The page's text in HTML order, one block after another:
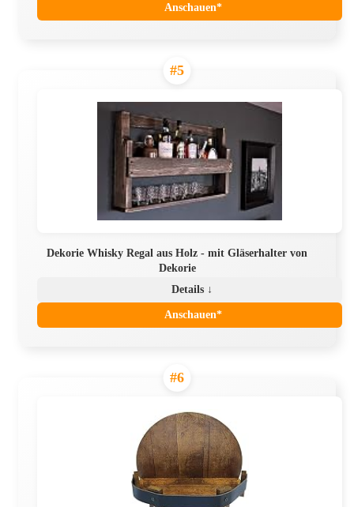
Anschauen*
#5
Dekorie Whisky Regal aus Holz - mit Gläserhalter von
Dekorie
Details ↓
Anschauen*
#6